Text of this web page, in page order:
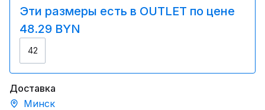
Эти размеры есть в OUTLET по цене
48.29 BYN
42
Доставка
Минск